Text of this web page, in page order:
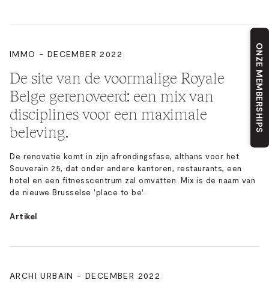
IMMO - DECEMBER 2022
De site van de voormalige Royale
Belge gerenoveerd: een mix van
disciplines voor een maximale
beleving.
De renovatie komt in zijn afrondingsfase, althans voor het
Souverain 25, dat onder andere kantoren, restaurants, een
hotel en een fitnesscentrum zal omvatten. Mix is de naam van
de nieuwe Brusselse 'place to be'.
Artikel
ARCHI URBAIN - DECEMBER 2022
ONZE MEMBERSHIPS